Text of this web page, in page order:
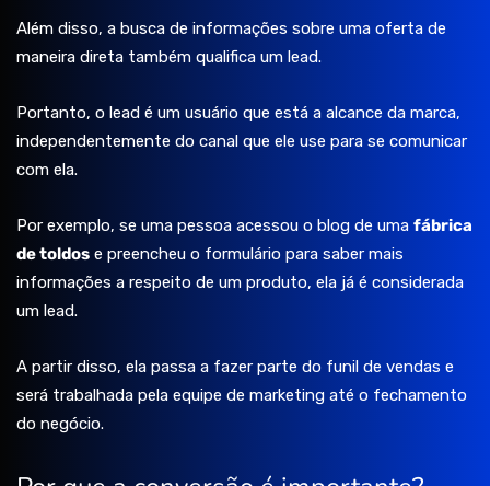
Além disso, a busca de informações sobre uma oferta de
maneira direta também qualifica um lead.
Portanto, o lead é um usuário que está a alcance da marca,
independentemente do canal que ele use para se comunicar
com ela.
Por exemplo, se uma pessoa acessou o blog de uma fábrica
de toldos e preencheu o formulário para saber mais
informações a respeito de um produto, ela já é considerada
um lead.
A partir disso, ela passa a fazer parte do funil de vendas e
será trabalhada pela equipe de marketing até o fechamento
do negócio.